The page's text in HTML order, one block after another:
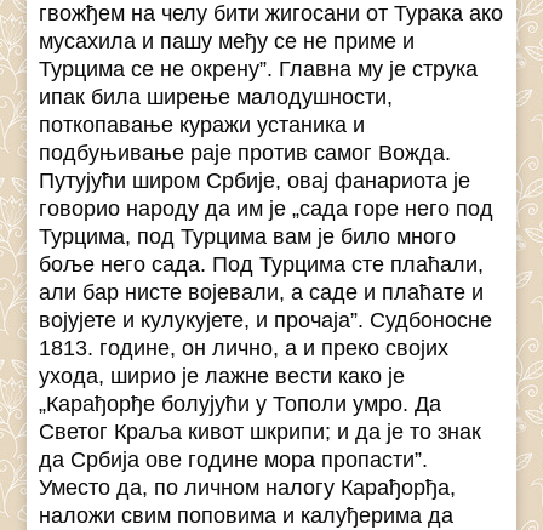
гвожђем на челу бити жигосани от Турака ако
мусахила и пашу међу се не приме и
Турцима се не окрену”. Главна му јe струка
ипак била ширење малодушности,
поткопавање куражи устаника и
подбуњивање раје против самог Вожда.
Путујући широм Србије, овај фанариота је
говорио народу да им је „сада горе него под
Турцима, под Турцима вам је било много
боље него сада. Под Турцима сте плаћали,
али бар нисте војевали, а саде и плаћате и
војујете и кулукујете, и прочаја”. Судбоносне
1813. године, он лично, а и преко својих
ухода, ширио је лажне вести како је
„Карађорђе болујући у Тополи умро. Да
Светог Краља кивот шкрипи; и да је то знак
да Србија ове године мора пропасти”.
Уместо да, по личном налогу Карађорђа,
наложи свим поповима и калуђерима да